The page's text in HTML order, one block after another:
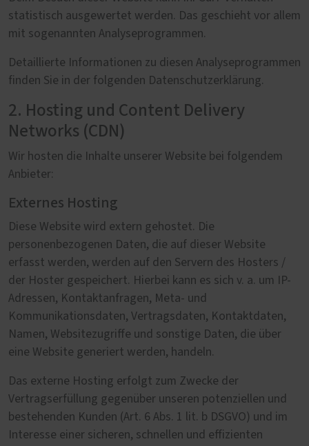
statistisch ausgewertet werden. Das geschieht vor allem
mit sogenannten Analyseprogrammen.
Detaillierte Informationen zu diesen Analyseprogrammen
finden Sie in der folgenden Datenschutzerklärung.
2. Hosting und Content Delivery
Networks (CDN)
Wir hosten die Inhalte unserer Website bei folgendem
Anbieter:
Externes Hosting
Diese Website wird extern gehostet. Die
personenbezogenen Daten, die auf dieser Website
erfasst werden, werden auf den Servern des Hosters /
der Hoster gespeichert. Hierbei kann es sich v. a. um IP-
Adressen, Kontaktanfragen, Meta- und
Kommunikationsdaten, Vertragsdaten, Kontaktdaten,
Namen, Websitezugriffe und sonstige Daten, die über
eine Website generiert werden, handeln.
Das externe Hosting erfolgt zum Zwecke der
Vertragserfüllung gegenüber unseren potenziellen und
bestehenden Kunden (Art. 6 Abs. 1 lit. b DSGVO) und im
Interesse einer sicheren, schnellen und effizienten